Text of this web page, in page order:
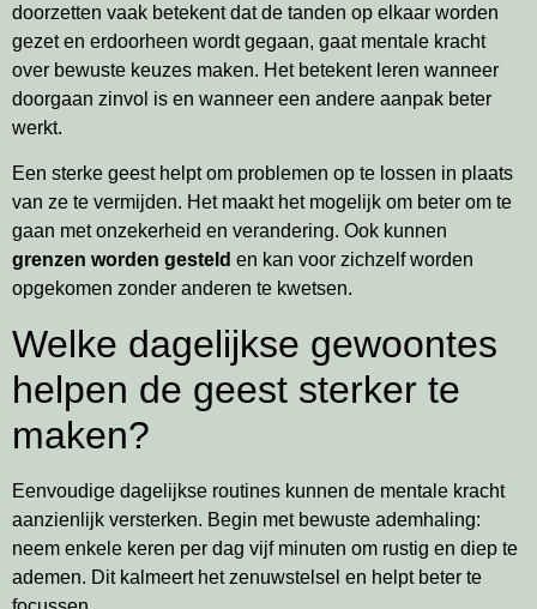
doorzetten vaak betekent dat de tanden op elkaar worden
gezet en erdoorheen wordt gegaan, gaat mentale kracht
over bewuste keuzes maken. Het betekent leren wanneer
doorgaan zinvol is en wanneer een andere aanpak beter
werkt.
Een sterke geest helpt om problemen op te lossen in plaats
van ze te vermijden. Het maakt het mogelijk om beter om te
gaan met onzekerheid en verandering. Ook kunnen
grenzen worden gesteld en kan voor zichzelf worden
opgekomen zonder anderen te kwetsen.
Welke dagelijkse gewoontes
helpen de geest sterker te
maken?
Eenvoudige dagelijkse routines kunnen de mentale kracht
aanzienlijk versterken. Begin met bewuste ademhaling:
neem enkele keren per dag vijf minuten om rustig en diep te
ademen. Dit kalmeert het zenuwstelsel en helpt beter te